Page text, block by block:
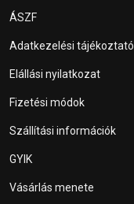
ÁSZF
Adatkezelési tájékoztató
Elállási nyilatkozat
Fizetési módok
Szállítási információk
GYIK
Vásárlás menete